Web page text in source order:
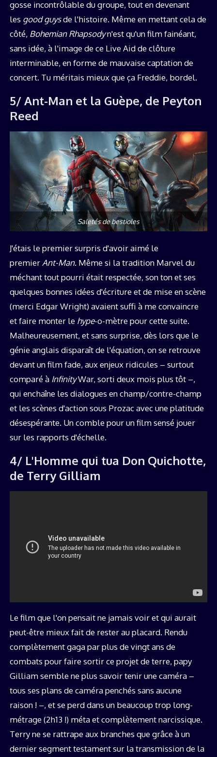
gosse incontrôlable du groupe, tout en devenant
les good guysde l'histoire. Même en mettant cela de
côté, Bohemian Rhapsodyn'est qu'un film fainéant,
sans idée, à l'image de ce Live Aid de clôture
interminable, en forme de mauvaise captation de
concert. Tu méritais mieux que ça Freddie, bordel.
5/ Ant-Man et la Guèpe, de Peyton
Reed
Saletés de bestioles
J'étais le premier surpris d'avoir aimé le
premier Ant-Man. Même si la tradition Marvel du
méchant tout pourri était respectée, son ton et ses
quelques bonnes idées d'écriture et de mise en scène
(merci Edgar Wright) avaient suffi à me convaincre
et faire monter le hype-o-mètre pour cette suite.
Malheureusement, et sans surprise, dès lors que le
génie anglais disparaît de l'équation, on se retrouve
devant un film fade, aux enjeux ridicules – surtout
comparé à InfinityWar, sorti deux mois plus tôt –,
qui enchaîne les dialogues en champ/contre-champ
et les scènes d'action sous Prozac avec une platitude
désespérante. Un comble pour un film sensé jouer
sur les rapports d'échelle.
4/ L'Homme qui tua Don Quichotte,
de Terry Gilliam
Le film que l'on pensait ne jamais voir et qui aurait
peut-être mieux fait de rester au placard. Rendu
complètement gaga par plus de vingt ans de
combats pour faire sortir ce projet de terre, papy
Gilliam semble ne plus savoir tenir une caméra –
tous ses plans de caméra penchés sans aucune
raison ! –, et se perd dans un beaucoup trop long-
métrage (2h13 !) méta et complètement narcissique.
Terry ne se rattrape aux branches que grâce à un
dernier segment testament sur la transmission de la